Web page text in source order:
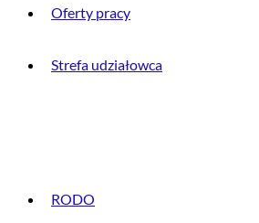
Oferty pracy
Strefa udziałowca
RODO